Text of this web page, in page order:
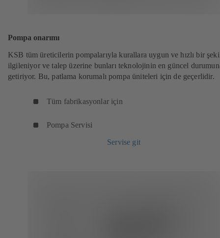
Pompa onarımı
KSB tüm üreticilerin pompalarıyla kurallara uygun ve hızlı bir
ilgileniyor ve talep üzerine bunları teknolojinin en güncel
getiriyor. Bu, patlama korumalı pompa üniteleri için de geçerlidir.
Tüm fabrikasyonlar için
Pompa Servisi
Servise git